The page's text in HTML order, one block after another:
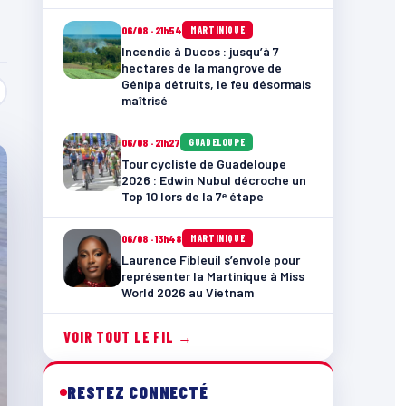
06/08 · 21h54 MARTINIQUE
Incendie à Ducos : jusqu’à 7
hectares de la mangrove de
Génipa détruits, le feu désormais
maîtrisé
06/08 · 21h27 GUADELOUPE
Tour cycliste de Guadeloupe
2026 : Edwin Nubul décroche un
Top 10 lors de la 7ᵉ étape
06/08 · 13h48 MARTINIQUE
Laurence Fibleuil s’envole pour
représenter la Martinique à Miss
World 2026 au Vietnam
VOIR TOUT LE FIL →
RESTEZ CONNECTÉ